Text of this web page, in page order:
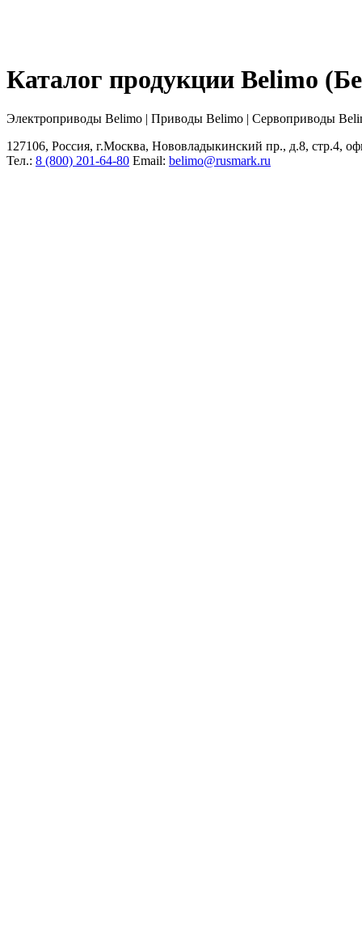
Каталог продукции Belimo
Электроприводы Belimo | Приводы Belimo | Сервоприводы
127106, Россия, г.Москва, Нововладыкинский пр., д.8, стр.4,
Тел.: 8 (800) 201-64-80 Еmail: belimo@rusmark.ru